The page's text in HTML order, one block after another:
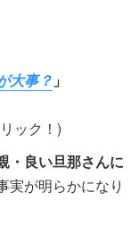
大事？ 」
ック！)
・良い旦那さんに
実が明らかになり